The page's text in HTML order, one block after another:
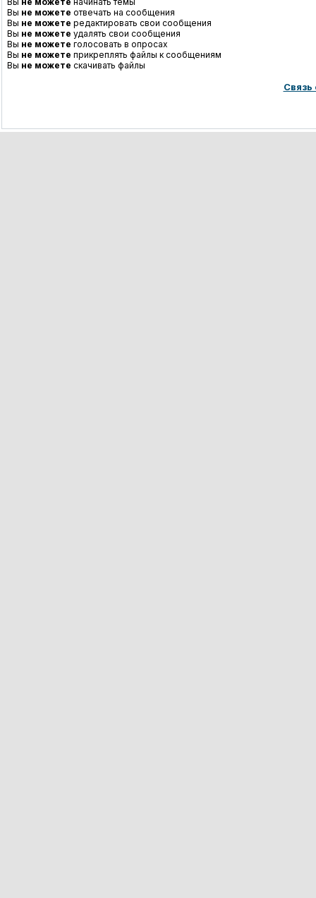
Вы не можете отвечать на сообщения
Вы не можете редактировать свои сообщения
Вы не можете удалять свои сообщения
Вы не можете голосовать в опросах
Вы не можете прикреплять файлы к сообщениям
Вы не можете скачивать файлы